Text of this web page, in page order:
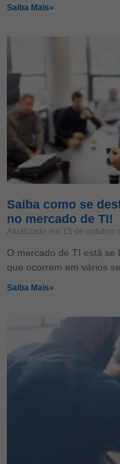
Saiba Mais»
Saiba como se
no mercado de TI!
Atualizado em 15 de outubro
O mercado de TI está se
que ocorrem em vários
Saiba Mais»